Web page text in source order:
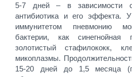
5-7 дней – в зависимости
антибиотика и его эффекта.
иммунитетом пневмонию
бактерии, как синегнойная
золотистый стафилококк,
микоплазмы.
15-20 дней до 1,5 месяца